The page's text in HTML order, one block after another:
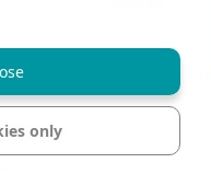
Kontaktandmed
only